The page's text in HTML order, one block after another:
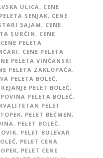
ULICA, CENE
SENJAK, CENE
SAJAM, CENE
SURČIN, CENE
CENE PELETA
, CENE PELETA
PELETA VINČANSKI
PELETA ZAKLOPAČA,
PELETA BOLEČ,
PELET BOLEČ,
PELETA BOLEČ,
KVALITETAN PELET
, PELET BEČMEN,
, PELET BOLEČ,
, PELET BULEVAR
, PELET CENA
, PELET CENE